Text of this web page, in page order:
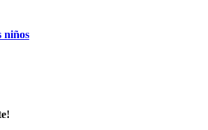
niños